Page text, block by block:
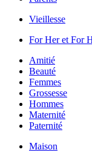
Vieillesse
For Her et For
Amitié
Beauté
Femmes
Grossesse
Hommes
Maternité
Paternité
Maison